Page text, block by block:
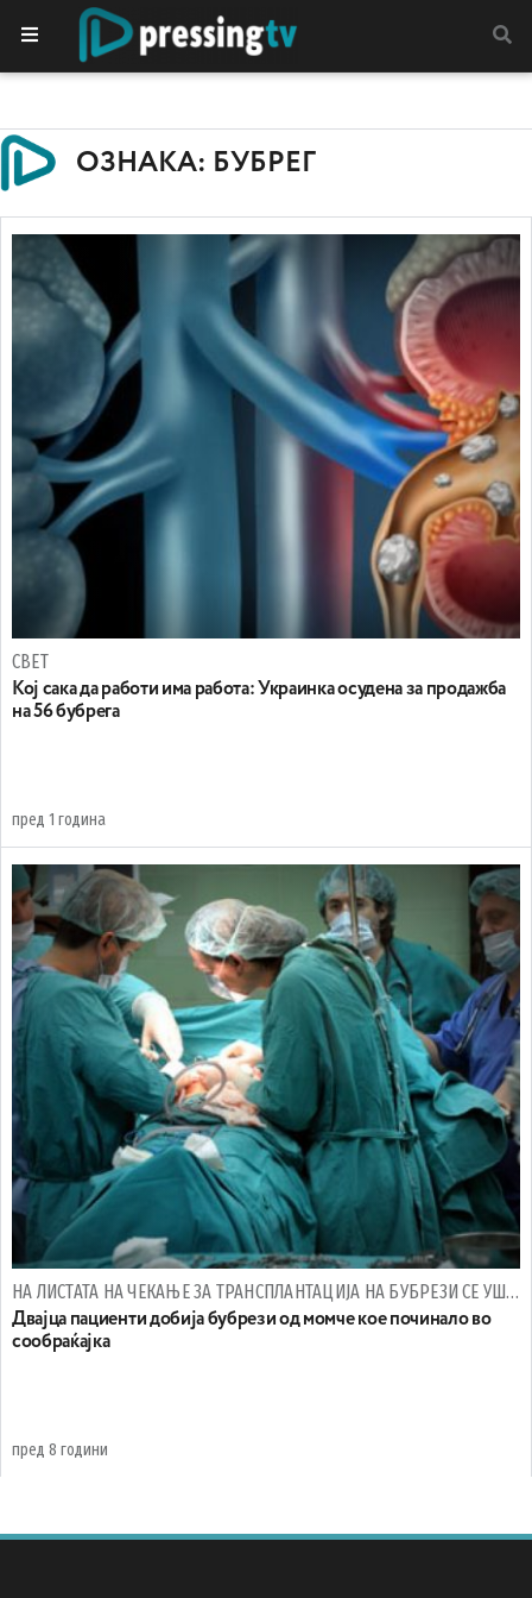
ОЗНАКА: БУБРЕГ
СВЕТ
Koj сака да работи има работа: Украинка осудена за продажба
на 56 бубрега
пред 1 година
НА ЛИСТАТА НА ЧЕКАЊЕ ЗА ТРАНСПЛАНТАЦИЈА НА БУБРЕЗИ СЕ УШТЕ ОКОЛУ 70 ПАЦИЕНТИ
Двајца пациенти добија бубрези од момче кое починало во
сообраќајка
пред 8 години